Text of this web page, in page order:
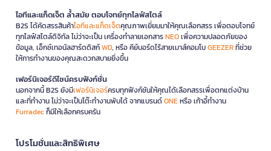
ไอทีและแก็ดเจ็ต ล้ำสมัย ตอบโจทย์ทุกไลฟ์สไตล์
B2S ได้คัดสรรสินค้าไอทีและแก็ดเจ็ตคุณภาพเยี่ยมมาให้คุณเลือกสรร เพื่อตอบโจทย์
ทุกไลฟ์สไตล์ดิจิทัล ไม่ว่าจะเป็น เครื่องทำลายเอกสารNEOเพื่อความปลอดภัยของ
ข้อมูล, เอ็กซ์เทอนัลฮาร์ดดิสก์WD, หรือ คีย์บอร์ดไร้สายเมาส์คอมโบGEEZERที่ช่วย
ให้การทำงานของคุณสะดวกสบายยิ่งขึ้น
เฟอร์นิเจอร์ดีไซน์ครบฟังก์ชั่น
นอกจากนี้ B2S ยังมีเฟอร์นิเจอร์ครบทุกฟังก์ชันให้คุณได้เลือกสรรเพื่อตกแต่งบ้าน
และที่ทำงาน ไม่ว่าจะเป็นโต๊ะทำงานพับได้ จากแบรนด์ONEหรือ เก้าอี้ทำงาน
Furradecก็มีให้เลือกครบครัน
โปรโมชั่นและสิทธิพิเศษ